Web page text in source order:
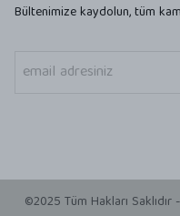
Bültenimize kaydolun, tüm
©2025 Tüm Hakları